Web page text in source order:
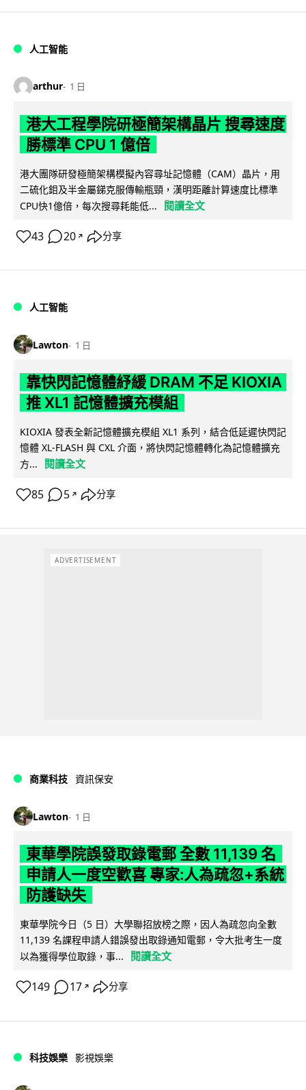
人工智能
arthur 1 日
港大工程學院研極簡架構晶片 搜尋速度
勝標準 CPU 1 億倍
港大團隊研發極簡架構模擬內容尋址記憶體（CAM）晶片，用
二硫化鉬及半金屬銻克服傳輸瓶頸，漢明距離計算速度比標準
CPU快1億倍，每次搜尋耗能低...
閱讀全文
43 20 ↗ 分享
人工智能
Lawton 1 日
靠快閃記憶體紓緩 DRAM 不足 KIOXIA
推 XL1 記憶體擴充模組
KIOXIA 發表全新記憶體擴充模組 XL1 系列，結合低延遲快閃記
憶體 XL-FLASH 與 CXL 介面，將快閃記憶體轉化為記憶體擴充
方...
閱讀全文
85 5 ↗ 分享
ADVERTISEMENT
商業科技 資訊保安
Lawton 1 日
東華學院誤發取錄電郵 全數 11,139 名
申請人一度空歡喜 專家:人為疏忽+系統
防護缺失
東華學院今日（5 日）大學聯招放榜之際，因人為疏忽向全數
11,139 名課程申請人錯誤發出取錄通知電郵，令大批考生一度
以為獲得學位取錄，事...
閱讀全文
149 17 ↗ 分享
科技娛樂 影視娛樂